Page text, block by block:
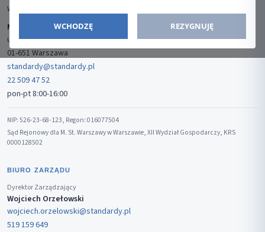
WCHODZĘ REZYGNUJĘ
WYDAWCA
Media-Press Sp. z o.o.
ul. Gwiaździsta 7B/8
01-651 Warszawa
standardy@standardy.pl
22 509 47 52
pon-pt 8:00-16:00
NIP: 526-23-68-123, Regon: 016077504
Sąd Rejonowy dla M. St. Warszawy w Warszawie, XII Wydział Gospodarczy, KRS
0000128502
BIURO ZARZĄDU
Dyrektor Zarządzający
Wojciech Orzełowski
wojciech.orzelowski@standardy.pl
519 159 649